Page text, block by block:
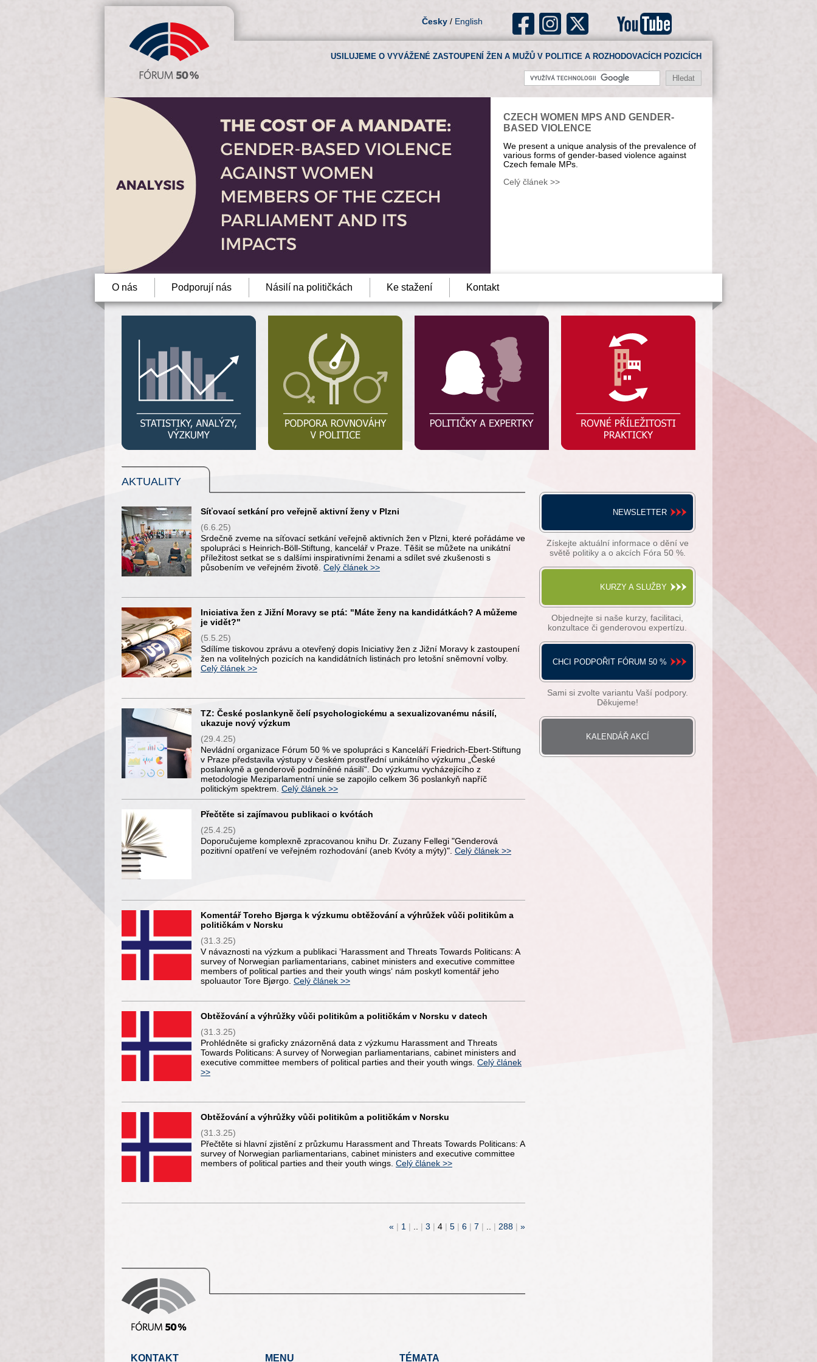
Česky / English
USILUJEME O VYVÁŽENÉ ZASTOUPENÍ ŽEN A MUŽŮ V POLITICE A ROZHODOVACÍCH POZICÍCH
CZECH WOMEN MPS AND GENDER-
BASED VIOLENCE
We present a unique analysis of the prevalence of
various forms of gender-based violence against
Czech female MPs.
Celý článek >>
O nás Podporují nás Násilí na političkách Ke stažení Kontakt
AKTUALITY
Síťovací setkání pro veřejně aktivní ženy v Plzni
(6.6.25)
Srdečně zveme na síťovací setkání veřejně aktivních žen v Plzni, které pořádáme ve
spolupráci s Heinrich-Böll-Stiftung, kancelář v Praze. Těšit se můžete na unikátní
příležitost setkat se s dalšími inspirativními ženami a sdílet své zkušenosti s
působením ve veřejném životě. Celý článek >>
Iniciativa žen z Jižní Moravy se ptá: "Máte ženy na kandidátkách? A můžeme
je vidět?"
(5.5.25)
Sdílíme tiskovou zprávu a otevřený dopis Iniciativy žen z Jižní Moravy k zastoupení
žen na volitelných pozicích na kandidátních listinách pro letošní sněmovní volby.
Celý článek >>
TZ: České poslankyně čelí psychologickému a sexualizovanému násilí,
ukazuje nový výzkum
(29.4.25)
Nevládní organizace Fórum 50 % ve spolupráci s Kanceláří Friedrich-Ebert-Stiftung
v Praze představila výstupy v českém prostřední unikátního výzkumu „České
poslankyně a genderově podmíněné násilí“. Do výzkumu vycházejícího z
metodologie Meziparlamentní unie se zapojilo celkem 36 poslankyň napříč
politickým spektrem. Celý článek >>
Přečtěte si zajímavou publikaci o kvótách
(25.4.25)
Doporučujeme komplexně zpracovanou knihu Dr. Zuzany Fellegi "Genderová
pozitivní opatření ve veřejném rozhodování (aneb Kvóty a mýty)". Celý článek >>
Komentář Toreho Bjørga k výzkumu obtěžování a výhrůžek vůči politikům a
političkám v Norsku
(31.3.25)
V návaznosti na výzkum a publikaci ‘Harassment and Threats Towards Politicans: A
survey of Norwegian parliamentarians, cabinet ministers and executive committee
members of political parties and their youth wings‘ nám poskytl komentář jeho
spoluautor Tore Bjørgo. Celý článek >>
Obtěžování a výhrůžky vůči politikům a političkám v Norsku v datech
(31.3.25)
Prohlédněte si graficky znázorněná data z výzkumu Harassment and Threats
Towards Politicans: A survey of Norwegian parliamentarians, cabinet ministers and
executive committee members of political parties and their youth wings. Celý článek
>>
Obtěžování a výhrůžky vůči politikům a političkám v Norsku
(31.3.25)
Přečtěte si hlavní zjistění z průzkumu Harassment and Threats Towards Politicans: A
survey of Norwegian parliamentarians, cabinet ministers and executive committee
members of political parties and their youth wings. Celý článek >>
« | 1 | .. | 3 | 4 | 5 | 6 | 7 | .. | 288 | »
NEWSLETTER
Získejte aktuální informace o dění ve
světě politiky a o akcích Fóra 50 %.
KURZY A SLUŽBY
Objednejte si naše kurzy, facilitaci,
konzultace či genderovou expertízu.
CHCI PODPOŘIT FÓRUM 50 %
Sami si zvolte variantu Vaší podpory.
Děkujeme!
KALENDÁŘ AKCÍ
KONTAKT MENU TÉMATA